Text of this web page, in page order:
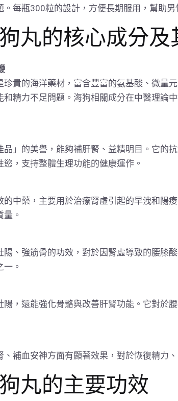
。每瓶300粒的設計，方便長期服用，幫助
丸的核心成分及
珍貴的海洋藥材，富含豐富的氨基酸、微量
和精力不足問題。海狗相關成分在中醫理論
品」的美譽，能夠補肝腎、益精明目。它的
慾，支持整體生理功能的健康運作。
的中藥，主要用於治療腎虛引起的早洩和陽
。
陽、強筋骨的功效，對於因腎虛導致的腰膝
。
陽，還能強化骨骼與改善肝腎功能。它對於
、補血安神方面有顯著效果，對於恢復精力
丸的主要功效